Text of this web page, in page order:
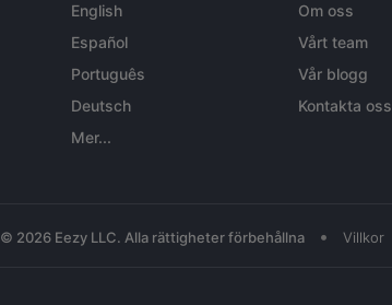
English
Español
Português
Deutsch
Mer...
Om oss
Vårt team
Vår blogg
Kontakta oss
© 2026 Eezy LLC. Alla rättigheter förbehållna • Villkor